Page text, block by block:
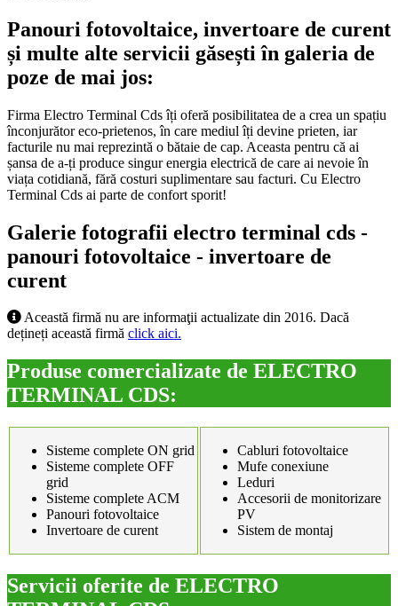
Panouri fotovoltaice, invertoare de curent
și multe alte servicii găsești în galeria de
poze de mai jos:
Firma Electro Terminal Cds îți oferă posibilitatea de a crea un spațiu
înconjurător eco-prietenos, în care mediul îți devine prieten, iar
facturile nu mai reprezintă o bătaie de cap. Aceasta pentru că ai
șansa de a-ți produce singur energia electrică de care ai nevoie în
viața cotidiană, fără costuri suplimentare sau facturi. Cu Electro
Terminal Cds ai parte de confort sporit!
Galerie fotografii electro terminal cds -
panouri fotovoltaice - invertoare de
curent
Această firmă nu are informaţii actualizate din 2016. Dacă
dețineți această firmă click aici.
Produse comercializate de ELECTRO
TERMINAL CDS:
Sisteme complete ON grid
Sisteme complete OFF
grid
Sisteme complete ACM
Panouri fotovoltaice
Invertoare de curent
Cabluri fotovoltaice
Mufe conexiune
Leduri
Accesorii de monitorizare
PV
Sistem de montaj
Servicii oferite de ELECTRO